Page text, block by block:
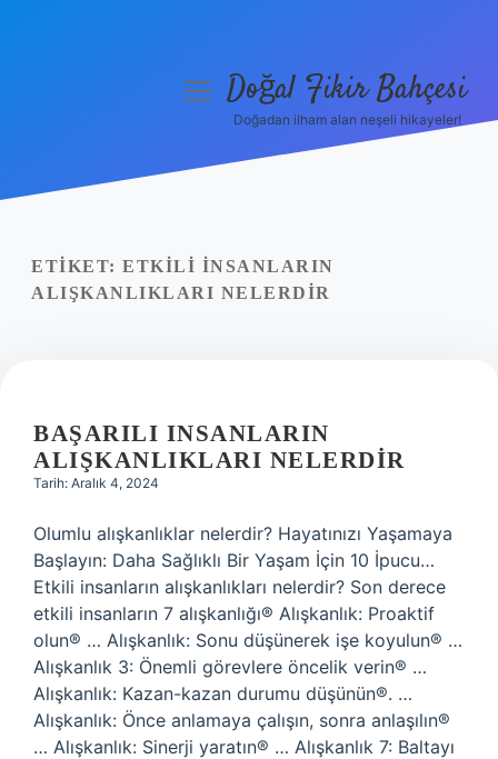
Yasal Uyarı
menüyüDoğal Fikir Bahçesi
Doğadan ilham alan neşeli hikayeler!
ETIKET: ETKILI INSANLARIN
ALIŞKANLIKLARI NELERDIR
BAŞARILI INSANLARIN
ALIŞKANLIKLARI NELERDIR
Tarih: Aralık 4, 2024
Olumlu alışkanlıklar nelerdir? Hayatınızı Yaşamaya
Başlayın: Daha Sağlıklı Bir Yaşam İçin 10 İpucu…
Etkili insanların alışkanlıkları nelerdir? Son derece
etkili insanların 7 alışkanlığı® Alışkanlık: Proaktif
olun® … Alışkanlık: Sonu düşünerek işe koyulun® …
Alışkanlık 3: Önemli görevlere öncelik verin® …
Alışkanlık: Kazan-kazan durumu düşünün®. …
Alışkanlık: Önce anlamaya çalışın, sonra anlaşılın®
… Alışkanlık: Sinerji yaratın® … Alışkanlık 7: Baltayı